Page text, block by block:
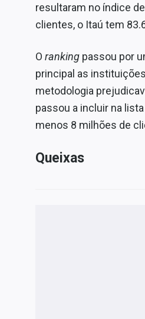
resultaram no índice
clientes, o Itaú tem
O ranking passou por
principal as
metodologia
passou a incluir na
menos 8 milhões de
Queixas